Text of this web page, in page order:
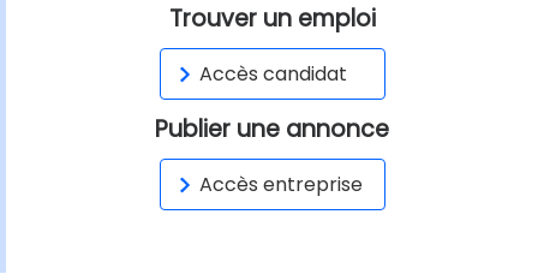
Trouver un emploi
Accès candidat
Publier une annonce
Accès entreprise